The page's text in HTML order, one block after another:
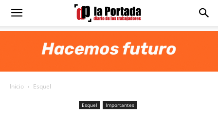
Diario
Inicio Esquel
Esquel Importantes